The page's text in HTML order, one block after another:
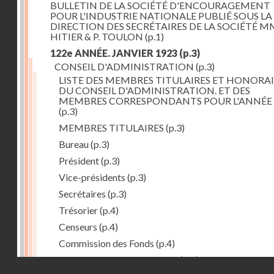
BULLETIN DE LA SOCIÉTÉ D'ENCOURAGEMENT
POUR L'INDUSTRIE NATIONALE PUBLIÉ SOUS LA
DIRECTION DES SECRÉTAIRES DE LA SOCIÉTÉ
HITIER & P. TOULON (p.1)
122e ANNÉE. JANVIER 1923 (p.3)
CONSEIL D'ADMINISTRATION (p.3)
LISTE DES MEMBRES TITULAIRES ET
DU CONSEIL D'ADMINISTRATION. ET DES
MEMBRES CORRESPONDANTS POUR
(p.3)
MEMBRES TITULAIRES (p.3)
Bureau(p.3)
Président(p.3)
Vice-présidents (p.3)
Secrétaires (p.3)
Trésorier(p.4)
Censeurs (p.4)
Commission des Fonds (p.4)
Comité des Arts mécaniques(p.4)